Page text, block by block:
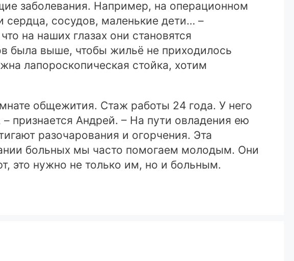
заболевания. Например, на операционном
сердца, сосудов, маленькие дети… –
на наших глазах они становятся
была выше, чтобы жильё не приходилось
лапороскопическая стойка, хотим
общежития. Стаж работы 24 года. У него
признается Андрей. – На пути овладения ею
разочарования и огорчения. Эта
больных мы часто помогаем молодым. Они
это нужно не только им, но и больным.